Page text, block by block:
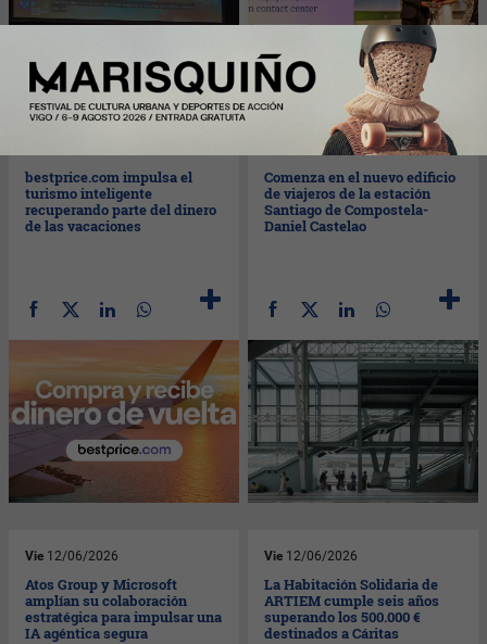
bestprice.com impulsa el
turismo inteligente
recuperando parte del dinero
de las vacaciones
12/06/2026
Comenza en el nuevo edificio
de viajeros de la estación
Santiago de Compostela-
Daniel Castelao
Vie 12/06/2026
Atos Group y Microsoft
amplían su colaboración
estratégica para impulsar una
IA agéntica segura
Vie 12/06/2026
La Habitación Solidaria de
ARTIEM cumple seis años
superando los 500.000 €
destinados a Cáritas